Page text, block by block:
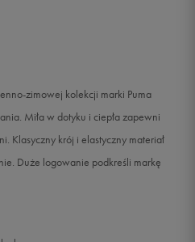
zimowej kolekcji marki Puma
Miła w dotyku i ciepła zapewni
Klasyczny krój i elastyczny materiał
Duże logowanie podkreśli markę